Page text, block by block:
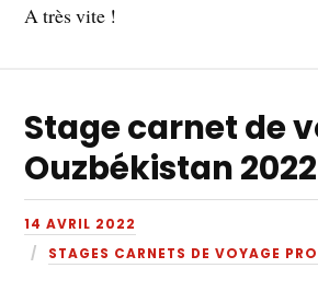
A très vite !
Stage carnet de
Ouzbékistan 2022
14 AVRIL 2022
STAGES CARNETS DE VOYAGE